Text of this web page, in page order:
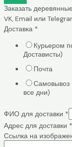
Заказать
VK, Email или
Доставка *
Курьером
Достависты)
Почта
Самовывоз
все дни)
ФИО для доставки *
Адрес для доставки *
Ссылка на